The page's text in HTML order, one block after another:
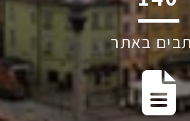
באתר